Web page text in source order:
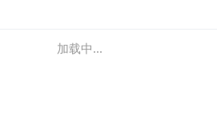
加载中...